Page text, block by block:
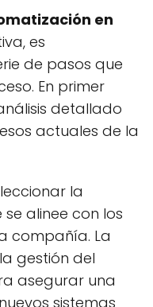
en
es
de pasos que
En primer
detallado
actuales de la
la
alinee con los
compañía. La
gestión del
asegurar una
sistemas